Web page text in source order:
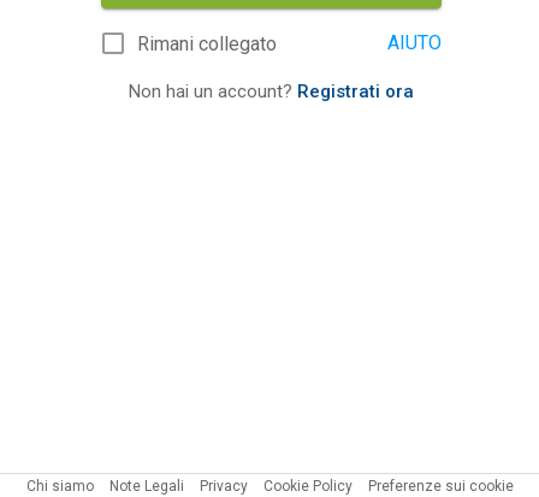
Rimani collegato AIUTO
Non hai un account? Registrati ora
Chi siamo Note Legali Privacy Cookie Policy
Preferenze sui cookie